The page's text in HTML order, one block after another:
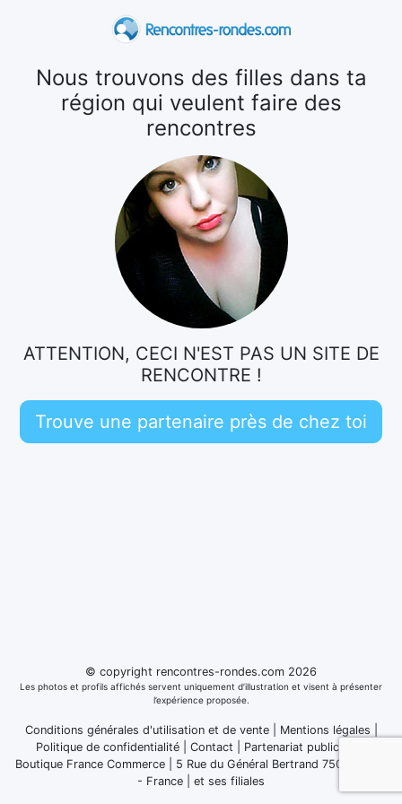
Nous trouvons des filles dans ta
région qui veulent faire des
rencontres
ATTENTION, CECI N'EST PAS UN SITE DE
RENCONTRE !
Trouve une partenaire près de chez toi
© copyright rencontres-rondes.com 2026
Les photos et profils affichés servent uniquement d’illustration et visent à présenter
l’expérience proposée.
Conditions générales d'utilisation et de vente| Mentions légales
Politique de confidentialité
Contact
Partenariat publicitaire
Boutique France Commerce | 5 Rue du Général Bertrand 75007 Paris
- France
et ses filiales